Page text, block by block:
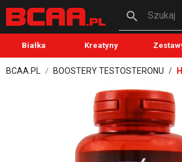
Szukaj
Białka Kreatyny
BCAA.PL BOOSTERY TESTOSTERONU